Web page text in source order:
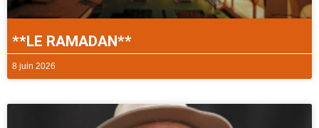
**LE RAMADAN**
8 juin 2026